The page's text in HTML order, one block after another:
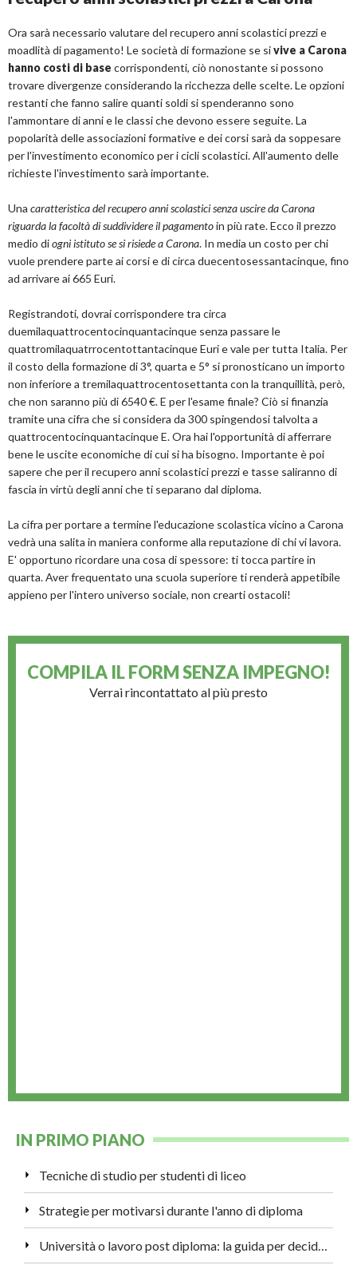
Ora sarà necessario valutare del recupero anni scolastici prezzi e
moadlità di pagamento! Le società di formazione se sivive a Carona
hanno costi di base corrispondenti, ciò nonostante si possono
trovare divergenze considerando la ricchezza delle scelte. Le opzioni
restanti che fanno salire quanti soldi si spenderanno sono
l'ammontare di anni e le classi che devono essere seguite. La
popolarità delle associazioni formative e dei corsi sarà da soppesare
per l'investimento economico per i cicli scolastici. All'aumento delle
richieste l'investimento sarà importante.
Una caratteristica del recupero anni scolastici senza uscire da Carona
riguarda la facoltà di suddividere il pagamentoin più rate. Ecco il prezzo
medio diogni istituto se si risiede a Carona. In media un costo per chi
vuole prendere parte ai corsi e di circa duecentosessantacinque, fino
ad arrivare ai 665 Euri.
Registrandoti, dovrai corrispondere tra circa
duemilaquattrocentocinquantacinque senza passare le
quattromilaquatrrocentottantacinque Euri e vale per tutta Italia. Per
il costo della formazione di 3°, quarta e 5° si pronosticano un importo
non inferiore a tremilaquattrocentosettanta con la tranquillità, però,
che non saranno più di 6540 €. E per l'esame finale? Ciò si finanzia
tramite una cifra che si considera da 300 spingendosi talvolta a
quattrocentocinquantacinque E. Ora hai l'opportunità di afferrare
bene le uscite economiche di cui si ha bisogno. Importante è poi
sapere che per il recupero anni scolastici prezzi e tasse saliranno di
fascia in virtù degli anni che ti separano dal diploma.
La cifra per portare a termine l'educazione scolastica vicino a Carona
vedrà una salita in maniera conforme alla reputazione di chi vi lavora.
E' opportuno ricordare una cosa di spessore: ti tocca partire in
quarta. Aver frequentato una scuola superiore ti renderà appetibile
appieno per l'intero universo sociale, non crearti ostacoli!
COMPILA IL FORMSENZA IMPEGNO!
Verrai rincontattato al più presto
IN PRIMO PIANO
Tecniche di studio per studenti di liceo
Strategie per motivarsi durante l'anno di diploma
Università o lavoro post diploma: la guida per decidere